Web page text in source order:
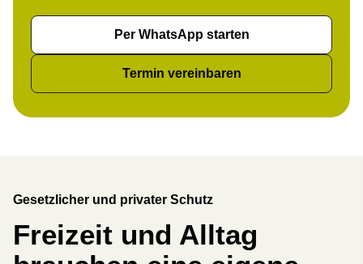
Per WhatsApp starten
Termin ver­ein­baren
Gesetzlicher und privater Schutz
Freizeit und Alltag